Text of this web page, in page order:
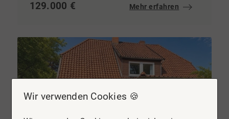
129.000 € Mehr erfahren
Wir verwenden Cookies 🍪